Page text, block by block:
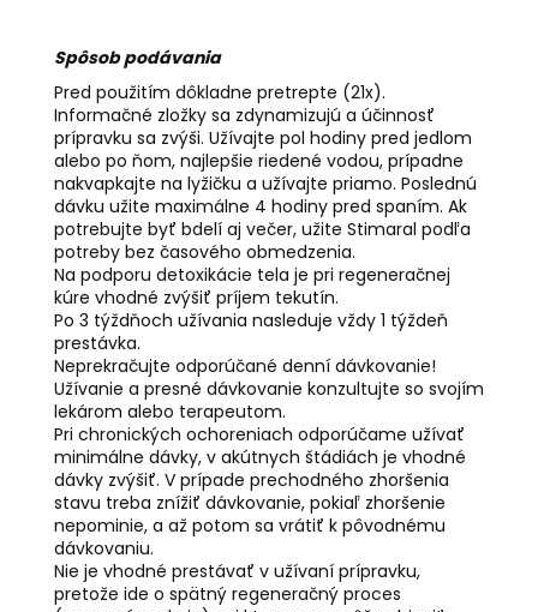
Spôsob podávania
Pred použitím dôkladne pretrepte (21x).
Informačné zložky sa zdynamizujú a účinnosť
prípravku sa zvýši. Užívajte pol hodiny pred jedlom
alebo po ňom, najlepšie riedené vodou, prípadne
nakvapkajte na lyžičku a užívajte priamo. Poslednú
dávku užite maximálne 4 hodiny pred spaním. Ak
potrebujte byť bdelí aj večer, užite Stimaral podľa
potreby bez časového obmedzenia.
Na podporu detoxikácie tela je pri regeneračnej
kúre vhodné zvýšiť príjem tekutín.
Po 3 týždňoch užívania nasleduje vždy 1 týždeň
prestávka.
Neprekračujte odporúčané denní dávkovanie!
Užívanie a presné dávkovanie konzultujte so svojím
lekárom alebo terapeutom.
Pri chronických ochoreniach odporúčame užívať
minimálne dávky, v akútnych štádiách je vhodné
dávky zvýšiť. V prípade prechodného zhoršenia
stavu treba znížiť dávkovanie, pokiaľ zhoršenie
nepominie, a až potom sa vrátiť k pôvodnému
dávkovaniu.
Nie je vhodné prestávať v užívaní prípravku,
pretože ide o spätný regeneračný proces